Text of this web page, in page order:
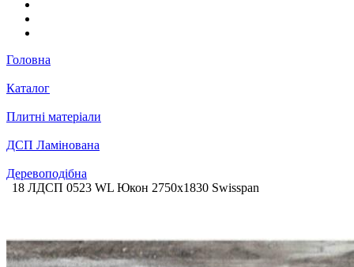
Головна
Каталог
Плитні матеріали
ДСП Ламінована
Деревоподібна
18 ЛДСП 0523 WL Юкон 2750х1830 Swisspan